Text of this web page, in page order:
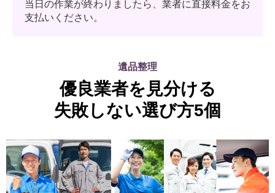
当日の作業が終わりましたら、業者に直接料金をお
支払いください。
遺品整理
優良業者を見分ける
失敗しない選び方5個